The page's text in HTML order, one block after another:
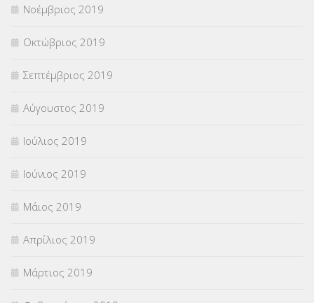
Νοέμβριος 2019
Οκτώβριος 2019
Σεπτέμβριος 2019
Αύγουστος 2019
Ιούλιος 2019
Ιούνιος 2019
Μάιος 2019
Απρίλιος 2019
Μάρτιος 2019